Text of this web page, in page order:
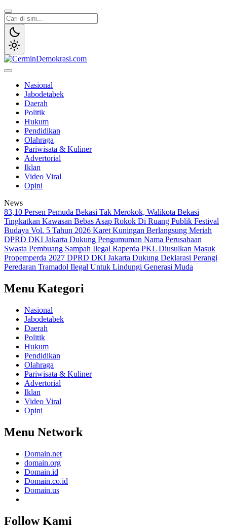
Lewati
ke
konten
Nasional
Jabodetabek
Daerah
Politik
Hukum
Pendidikan
Olahraga
Pariwisata & Kuliner
Advertorial
Iklan
Video Viral
Opini
News
83,10 Persen Pemuda Bekasi Tak Merokok, Walikota Bekasi
Tingkatkan Kawasan Bebas Asap Rokok Di Ruang Publik Festival
Budaya Vol. 5 Tahun 2026 Karet Kuningan Berlangsung Meriah
DPRD DKI Jakarta Dukung Pengumuman Nama Perusahaan
Swasta Pembuang Sampah Ilegal Raperda PKL Diusulkan Masuk
Propemperda 2027 DPRD DKI Jakarta Dukung Deklarasi Perangi
Peredaran Tramadol Ilegal Untuk Lindungi Generasi Muda
Menu Kategori
Nasional
Jabodetabek
Daerah
Politik
Hukum
Pendidikan
Olahraga
Pariwisata & Kuliner
Advertorial
Iklan
Video Viral
Opini
Menu Network
Domain.net
domain.org
Domain.id
Domain.co.id
Domain.us
Follow Kami